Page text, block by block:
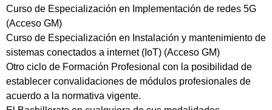
Curso de Especialización en Implementación de redes 5G
(Acceso GM)
Curso de Especialización en Instalación y mantenimiento de
sistemas conectados a internet (IoT) (Acceso GM)
Otro ciclo de Formación Profesional con la posibilidad de
establecer convalidaciones de módulos profesionales de
acuerdo a la normativa vigente.